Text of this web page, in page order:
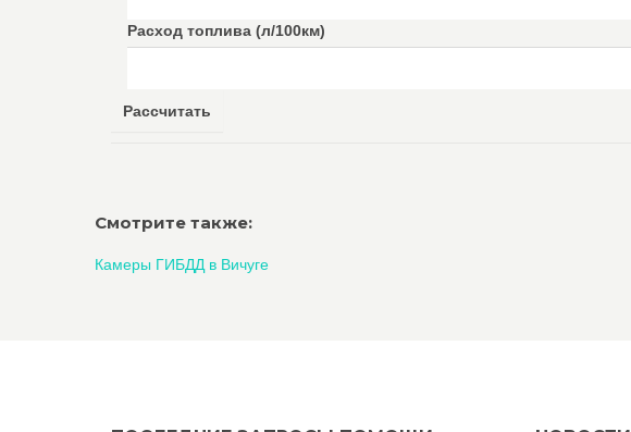
Расход топлива (л/100км)
Рассчитать
Смотрите также:
Камеры ГИБДД в Вичуге